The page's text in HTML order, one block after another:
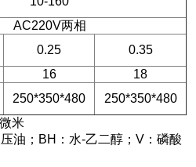
AC220V两相
0.25
0.35
16
18
250*350*480 250*350*480
米
油；BH：水-乙二醇；V：磷酸